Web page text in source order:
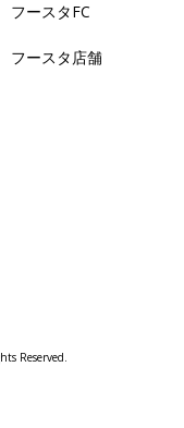
フースタFC
フースタ店舗
Reserved.